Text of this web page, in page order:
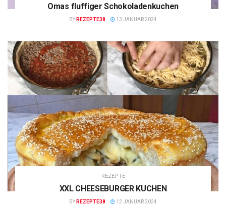
Omas fluffiger Schokoladenkuchen
BY REZEPTE38 13 JANUAR 2024
REZEPTE
XXL CHEESEBURGER KUCHEN
BY REZEPTE38 12 JANUAR 2024